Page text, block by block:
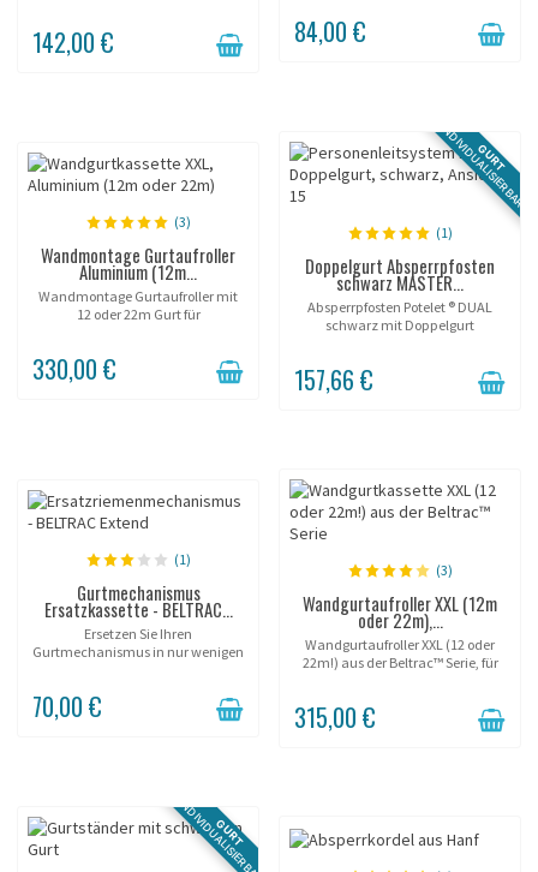
142,00 €
Veranstaltungen. Mit seinem
25mm-Rohr und 6mm-Seil bietet
84,00 €
(3)
Wandmontage Gurtaufroller
Aluminium (12m...
Wandmontage Gurtaufroller mit
12 oder 22m Gurt für
330,00 €
GURT
INDIVIDUALISIERBAR
(1)
Doppelgurt Absperrpfosten
schwarz MASTER...
Absperrpfosten Potelet ® DUAL
schwarz mit Doppelgurt
157,66 €
(1)
Gurtmechanismus
Ersatzkassette - BELTRAC...
Ersetzen Sie Ihren
Gurtmechanismus in nur wenigen
70,00 €
(3)
Wandgurtaufroller XXL (12m
oder 22m),...
Wandgurtaufroller XXL (12 oder
22m!) aus der Beltrac™ Serie, für
315,00 €
GURT
INDIVIDUALISIERBAR